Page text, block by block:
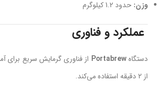
وزن: حدود 1.2 کیلوگرم
عملکرد و فناوری
دستگاهPortabrew از فناوری گرمایش سریع برای
از 2 دقیقه استفاده می‌کند.